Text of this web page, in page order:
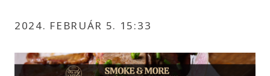
2024. FEBRUÁR 5. 15:33